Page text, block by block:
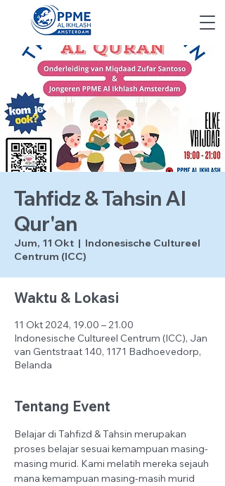
Tahfidz & Tahsin Al
Qur'an
Jum, 11 Okt
  |
Indonesische Cultureel
Centrum (ICC)
Waktu & Lokasi
11 Okt 2024, 19.00 – 21.00
Indonesische Cultureel Centrum (ICC), Jan
van Gentstraat 140, 1171 Badhoevedorp,
Belanda
Tentang Event
Belajar di Tahfizd & Tahsin merupakan
proses belajar sesuai kemampuan masing-
masing murid. Kami melatih mereka sejauh
mana kemampuan masing-masih murid